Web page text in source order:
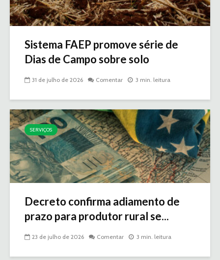
Sistema FAEP promove série de
Dias de Campo sobre solo
31 de julho de 2026 Comentar 3 min. leitura
SERVIÇOS
Decreto confirma adiamento de
prazo para produtor rural se...
23 de julho de 2026 Comentar 3 min. leitura